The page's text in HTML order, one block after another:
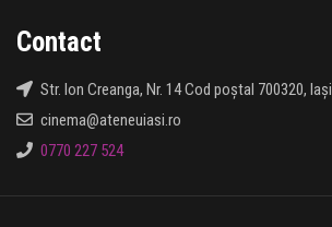
Contact
Str. Ion Creanga, Nr. 14 Cod poștal 700320, Iași
cinema@ateneuiasi.ro
0770 227 524